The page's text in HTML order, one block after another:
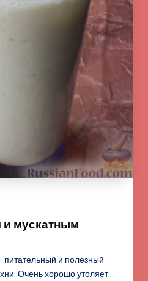
и мускатным
и полезный
Очень хорошо утоляет…